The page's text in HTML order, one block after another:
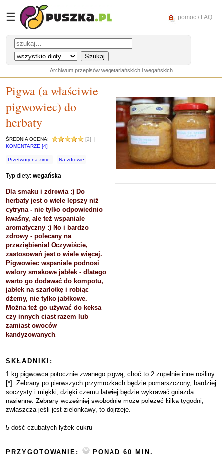
☰ pomoc / FAQ
Archiwum przepisów wegetariańskich i wegańskich
Pigwa (a właściwie
pigwowiec) do
herbaty
ŚREDNIA OCENA: [2]
|
KOMENTARZE [4]
Przetwory na zimę Na zdrowie
Typ diety: wegańska
Dla smaku i zdrowia :) Do
herbaty jest o wiele lepszy niż
cytryna - nie tylko odpowiednio
kwaśny, ale też wspaniale
aromatyczny :) No i bardzo
zdrowy - polecany na
przeziębienia! Oczywiście,
zastosowań jest o wiele więcej.
Pigwowiec wspaniale podnosi
walory smakowe jabłek - dlatego
warto go dodawać do kompotu,
jabłek na szarlotkę i robiąc
dżemy, nie tylko jabłkowe.
Można też go używać do keksa
czy innych ciast razem lub
zamiast owoców
kandyzowanych.
SKŁADNIKI:
1 kg pigwowca potocznie zwanego pigwą, choć to 2 zupełnie inne rośliny
[*]. Zebrany po pierwszych przymrozkach będzie pomarszczony, bardziej
soczysty i miękki, dzięki czemu łatwiej będzie wykrawać gniazda
nasienne. Zebrany wcześniej swobodnie może poleżeć kilka tygodni,
zwłaszcza jeśli jest zielonkawy, to dojrzeje.
5 dość czubatych łyżek cukru
PRZYGOTOWANIE:
PONAD 60 MIN.